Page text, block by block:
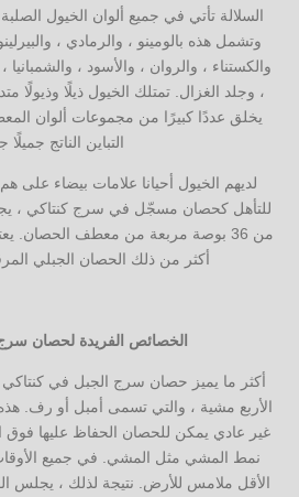
السلالة تأتي في جميع ألوان الخيول
وتشمل هذه بالومينو ، والرمادي ،
والكستناء ، والروان ، والأسود ، والشمبانيا
، وجلد الغزال. تمتلك الخيول ذيلًا وذيولًا
يخلق عددًا كبيرًا من مجموعات ألوان
التباين الناتج جميلًا
لديهم الخيول أحيانا علامات بيضاء على
للتأهل كحصان مسجّل في سرج كنتاكي ،
من 36 بوصة مربعة من معطف الحصان.
أكثر من ذلك الحصان الجبلي
الخصائص الفريدة لحصان
أكثر ما يميز حصان سرج الجبل في كنتاكي
الأربع مشية ، والتي تسمى أمبل أو رف.
غير عادي يمكن للحصان الحفاظ عليها
نمط المشي مثل المشي. في جميع
الأقل ملامس للأرض. نتيجة لذلك ، يجلس